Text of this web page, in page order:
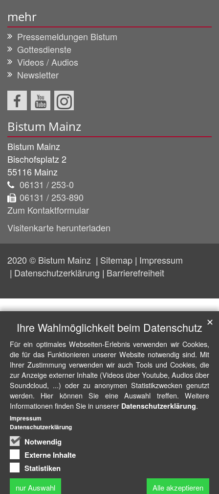
mehr
Pressemeldungen Bistum
Gottesdienste
Videos / Audios
Newsletter
Bistum Mainz
Bistum Mainz
Bischofsplatz 2
55116 Mainz
06131 / 253-0
06131 / 253-890
Zum Kontaktformular
Visitenkarte herunterladen
2020 © Bistum Mainz Sitemap Impressum
Datenschutzerklärung
Barrierefreiheit
Ihre Wahlmöglichkeit beim Datenschutz
Für ein optimales Webseiten-Erlebnis verwenden wir Cookies,
die für das Funktionieren unserer Website notwendig sind. Mit
Ihrer Zustimmung verwenden wir auch Tools und Cookies, die
zur Anzeige externer Inhalte (Videos über Youtube, Audios über
Soundcloud, ...) oder zu anonymen Statistikzwecken genutzt
werden. Hier können Sie eine Auswahl treffen. Weitere
Informationen finden Sie in unserer Datenschutzerklärung.
Notwendig
Externe Inhalte
Statistiken
nur Auswahl Alle akzeptieren
✕
Impressum
Datenschutzerklärung